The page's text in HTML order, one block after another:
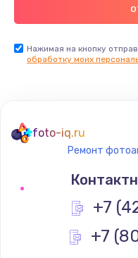
Нажимая на кнопку
обработку моих
foto-iq.ru
Ремонт
+7
+7